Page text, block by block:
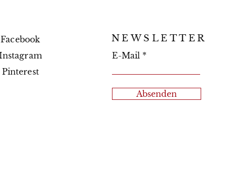
Facebook
Pinterest
NEWSLETTER
E-Mail
Absenden